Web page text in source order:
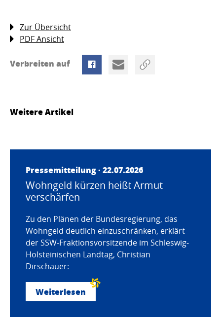
Zur Übersicht
PDF Ansicht
Verbreiten auf
Weitere Artikel
Pressemitteilung · 22.07.2026
Wohngeld kürzen heißt Armut
verschärfen
Zu den Plänen der Bundesregierung, das
Wohngeld deutlich einzuschränken, erklärt
der SSW-Fraktionsvorsitzende im Schleswig-
Holsteinischen Landtag, Christian
Dirschauer:
Weiterlesen